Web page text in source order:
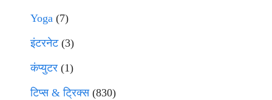
Yoga (7)
इंटरनेट(3)
कंप्युटर (1)
टिप्स & ट्रिक्स(830)